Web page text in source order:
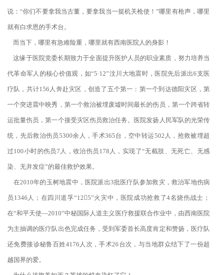
说：“你们不要拿我当古董，要拿我当一挺机关枪使！”哪里有枪声，哪里
就有白求恩的手术台。
而当下，哪里有急难险重，哪里就有西南医院人的身影！
这缘于医院党委长期致力于全面提升医护人员的职业素质，努力培养当
代革命军人的核心价值观，如“5·12”汶川大地震时，医院先后派出6支医
疗队，共计156人奔赴灾区，创造了五个第一：第一个到达德阳灾区，第
一个突进震中映秀，第一个救治被埋废墟时间最长的伤员，第一个跨省转
运批量伤员，第一个接受灾区伤员救治任务。医院发扬人民军队的光荣传
统，先后救治伤员5300余人，手术365台，空中转运502人，抢救被埋超
过100小时的伤员7人，收治伤员178人，实现了“无截肢、无死亡、无感
染、无并发症”的最佳救护效果。
在2010年的玉树地震中，医院派出3批医疗队参加救灾，救治军地伤病
员1346人；在四川道孚“125”火灾中，医院成功抢救了4名烧伤战士；
在“和平天使—2010”中秘国际人道主义医疗救援联合作业中，由西南医院
为主抽调的医疗队出色完成任务，受到军委首长高度肯定和赞扬，医疗队
还免费接诊秘鲁百姓4176人次，手术26台次，与当地群众结下了一份超
越国界的爱。